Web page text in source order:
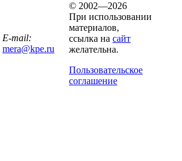
E-mail:
mera@kpe.ru
© 2002—2026
При использовании
материалов,
ссылка на сайт
желательна.
Пользовательское
соглашение